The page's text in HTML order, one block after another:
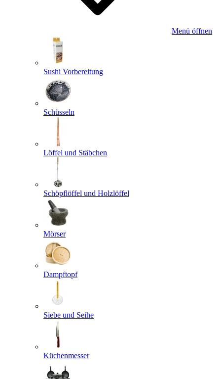
Menü öffnen
Sushi Vorbereitung
Schüsseln
Löffel und Stäbchen
Schöpflöffel und Holzlöffel
Mörser
Dampftopf
Siebe und Seihe
Küchenmesser